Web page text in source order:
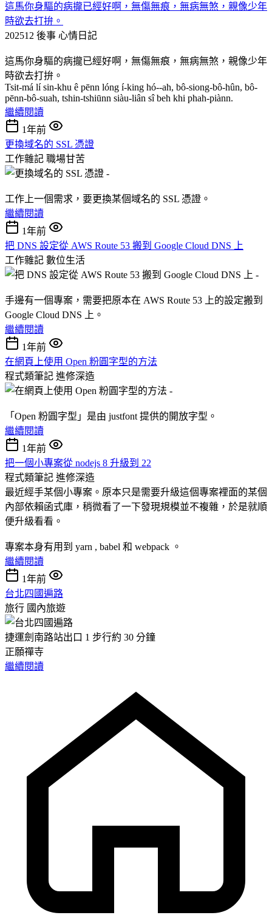
這馬你身驅的病攏已經好啊，無傷無痕，無病無煞，親像少年
時欲去打拚。
202512 後事 心情日記
這馬你身驅的病攏已經好啊，無傷無痕，無病無煞，親像少年
時欲去打拚。
Tsit-má lí sin-khu ê pēnn lóng í-king hó--ah, bô-siong-bô-hûn, bô-
pēnn-bô-suah, tshin-tshiūnn siàu-liân sî beh khi phah-piànn.
繼續閱讀
1年前
更換域名的 SSL 憑證
工作雜記 職場甘苦
工作上一個需求，要更換某個域名的 SSL 憑證。
繼續閱讀
1年前
把 DNS 設定從 AWS Route 53 搬到 Google Cloud DNS 上
工作雜記 數位生活
手邊有一個專案，需要把原本在 AWS Route 53 上的設定搬到
Google Cloud DNS 上。
繼續閱讀
1年前
在網頁上使用 Open 粉圓字型的方法
程式類筆記 進修深造
「Open 粉圓字型」是由 justfont 提供的開放字型。
繼續閱讀
1年前
把一個小專案從 nodejs 8 升級到 22
程式類筆記 進修深造
最近經手某個小專案。原本只是需要升級這個專案裡面的某個
內部依賴函式庫，稍微看了一下發現規模並不複雜，於是就順
便升級看看。
專案本身有用到 yarn , babel 和 webpack 。
繼續閱讀
1年前
台北四國遍路
旅行 國內旅遊
捷運劍南路站出口 1 步行約 30 分鐘
正願禪寺
繼續閱讀